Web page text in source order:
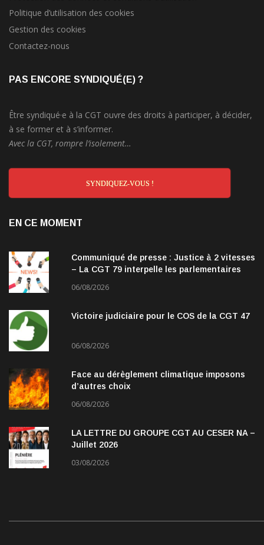
Politique d’utilisation des cookies
Gestion des cookies
Contactez-nous
PAS ENCORE SYNDIQUÉ(E) ?
Être syndiqué·e à la CGT ouvre des droits à participer, à décider,
à se former et à s’informer.
Avec la CGT, rompre l’isolement…
SYNDIQUEZ-VOUS !
EN CE MOMENT
Communiqué de presse : Justice à 2 vitesses
– La CGT 79 interpelle les parlementaires
06/08/2026
Victoire judiciaire pour le COS de la CGT 47
06/08/2026
Face au dérèglement climatique imposons
d’autres choix
06/08/2026
LA LETTRE DU GROUPE CGT AU CESER NA –
Juillet 2026
03/08/2026